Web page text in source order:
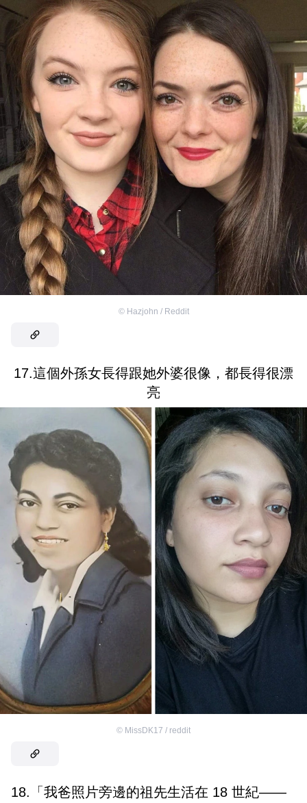
© Hazjohn / Reddit
17.這個外孫女長得跟她外婆很像，都長得很漂
亮
© MissDK17 / reddit
18.「我爸照片旁邊的祖先生活在 18 世紀——